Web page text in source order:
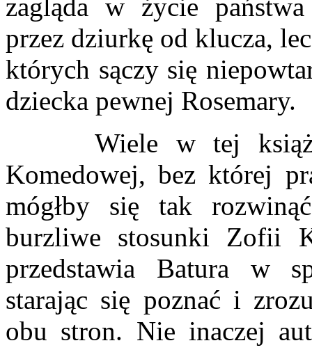
zagląda w życie
przez dziurkę od klucza,
których sączy się
dziecka pewnej Rosemary.
Wiele w tej książce
Komedowej, bez której
mógłby się tak
burzliwe stosunki Zofii
przedstawia Batura w
starając się poznać i
obu stron. Nie inaczej